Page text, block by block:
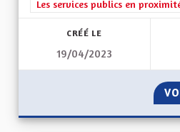
Filtrer les résultats de la
Les services publics en
CRÉÉ LE
19/04/2023